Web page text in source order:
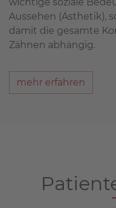
wichtige soziale
Aussehen (Ästhetik),
damit die gesamte
Zähnen abhängig.
mehr erfahren